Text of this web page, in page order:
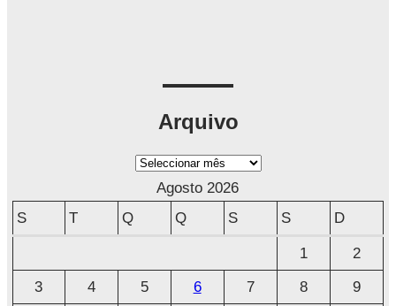
Arquivo
A
v
Agosto 2026
S
T Q Q S S D
1
2
3
4 5 6 7 8
9